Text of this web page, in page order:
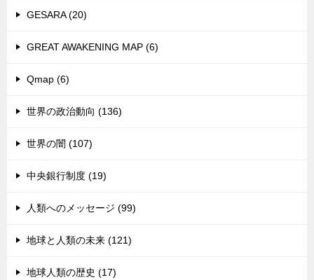
GESARA (20)
GREAT AWAKENING MAP (6)
Qmap (6)
世界の政治動向 (136)
世界の闇 (107)
中央銀行制度 (19)
人類へのメッセージ (99)
地球と人類の未来 (121)
地球人類の歴史 (17)